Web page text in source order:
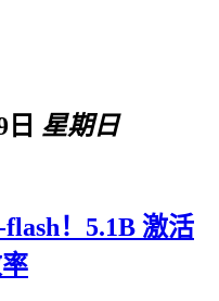
星期日
！5.1B 激活